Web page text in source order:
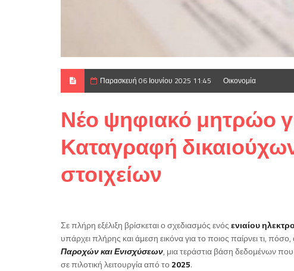
Παρασκευή 06 Ιουνίου 2025 11:45 Οικονομία
Νέο ψηφιακό μητρώο
Καταγραφή
στοιχείων
Σε πλήρη εξέλιξη βρίσκεται ο σχεδιασμός ενόςενιαίου
υπάρχει πλήρης και άμεση εικόνα για το ποιος παίρνει τι,
Παροχών και Ενισχύσεων, μια τεράστια βάση δεδομένων
σε πιλοτική λειτουργία από το2025.